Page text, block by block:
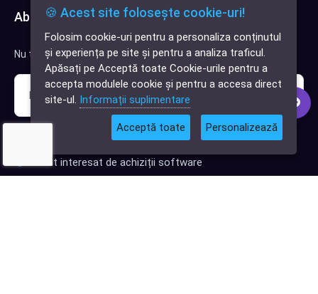
✕
Cauți o aplicație
software?
Abonează-te la newsletter
Nu trimitem spam, deci nu îți face griji.
Sunt interesat de clienți pentru compania mea IT
Sunt interesat de achiziții software
🍪 Acest site folosește cookie-uri!
Folosim cookie-uri pentru a personaliza conținutul
și experiența pe site și pentru a analiza traficul.
Apăsați pe Acceptă toate Cookie-urile pentru a
accepta modulele cookie și pentru a accesa direct
site-ul. Informații suplimentare
Acceptă toate Personalizează